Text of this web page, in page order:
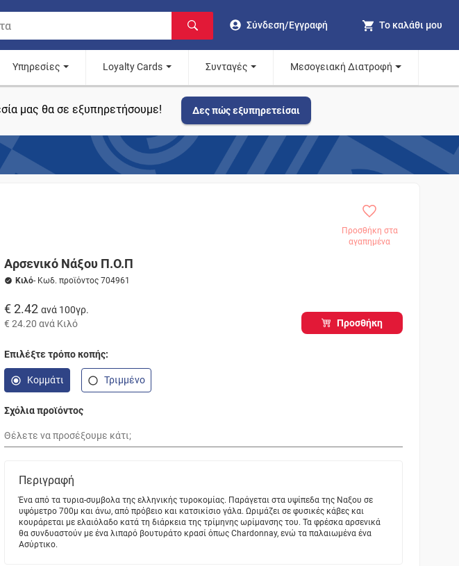
Σύνδεση/Εγγραφή Το καλάθι μου
Υπηρεσίες Loyalty Cards Συνταγές Μεσογειακή Διατροφή
μας θα σε εξυπηρετήσουμε! Δες πώς εξυπηρετείσαι
Προσθήκη στα
αγαπημένα
Αρσενικό Νάξου Π.Ο.Π
Κιλό- Κωδ. προϊόντος 704961
€ 2.42 ανά 100γρ.
€ 24.20 ανά Κιλό Προσθήκη
Επιλέξτε τρόπο κοπής:
Κομμάτι Τριμμένο
Σχόλια προϊόντος
Περιγραφή
Ένα από τα τυρια-συμβολα της ελληνικής τυροκομίας. Παράγεται στα υψίπεδα της Nαξου σε
υψόμετρο 700μ και άνω, από πρόβειο και κατσικίσιο γάλα. Ωριμάζει σε φυσικές κάβες και
κουράρεται με ελαιόλαδο κατά τη διάρκεια της τρίμηνης ωρίμανσης του. Τα φρέσκα αρσενικά
θα συνδυαστούν με ένα λιπαρό βουτυράτο κρασί όπως Chardonnay, ενώ τα παλαιωμένα ένα
Ασύρτικο.